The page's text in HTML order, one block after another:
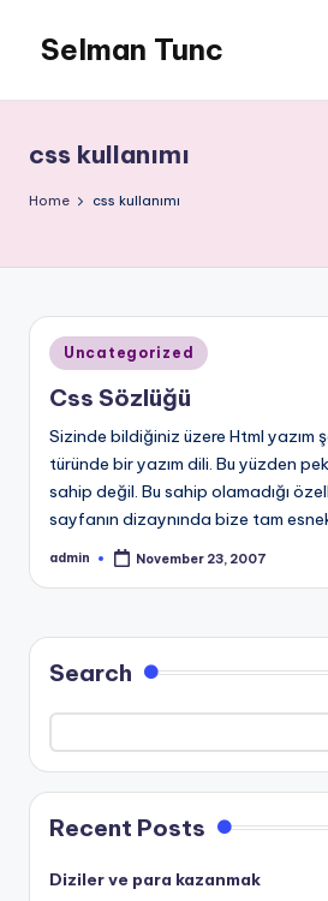
Selman Tunc
css kullanımı
Home css kullanımı
Posted
in
Uncategorized
Css Sözlüğü
Sizinde bildiğiniz üzere Html yazım
türünde bir yazım dili. Bu yüzden
sahip değil. Bu sahip olamadığı
sayfanın dizaynında bize tam
Posted
admin November 23, 2007
Search
Recent Posts
Diziler ve para kazanmak